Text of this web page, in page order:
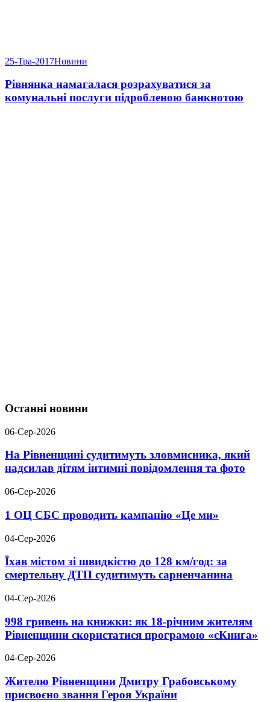
25-Тра-2017Новини
Рівнянка намагалася розрахуватися за
комунальні послуги підробленою банкнотою
Останні новини
06-Сер-2026
На Рівненщині судитимуть зловмисника, який
надсилав дітям інтимні повідомлення та фото
06-Сер-2026
1 ОЦ СБС проводить кампанію «Це ми»
04-Сер-2026
Їхав містом зі швидкістю до 128 км/год: за
смертельну ДТП судитимуть сарненчанина
04-Сер-2026
998 гривень на книжки: як 18-річним жителям
Рівненщини скористатися програмою «єКнига»
04-Сер-2026
Жителю Рівненщини Дмитру Грабовському
присвоєно звання Героя України